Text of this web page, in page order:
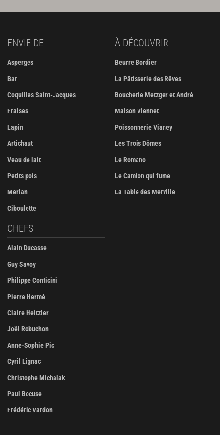
ENVIE DE
Asperges
Bar
Coquilles Saint-Jacques
Fraises
Lapin
Artichaut
Veau de lait
Petits pois
Merlan
Ciboulette
À DÉCOUVRIR
Beurre Bordier
La Pâtisserie des Rêves
Boucherie Metzger et André
Maison Viennet
Poissonnerie Vianey
Les Trois Dômes
Le Romano
Le Camion qui fume
La Table des Merville
CHEFS
Alain Ducasse
Guy Savoy
Philippe Conticini
Pierre Hermé
Claire Heitzler
Joël Robuchon
Anne-Sophie Pic
Cyril Lignac
Christophe Michalak
Paul Bocuse
Frédéric Vardon